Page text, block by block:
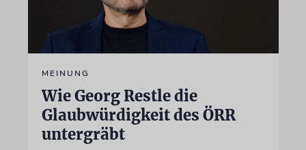
MEINUNG
Wie Georg Restle die
Glaubwürdigkeit des ÖRR
untergräbt